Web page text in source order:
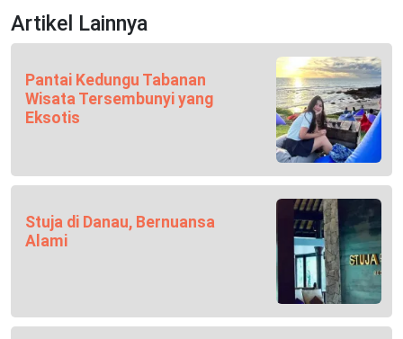
Artikel Lainnya
Pantai Kedungu Tabanan
Wisata Tersembunyi yang
Eksotis
Stuja di Danau, Bernuansa
Alami